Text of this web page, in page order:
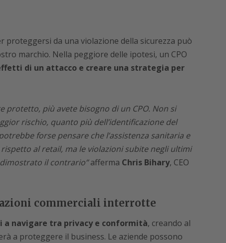
da una violazione della sicurezza può
marchio. Nella peggiore delle ipotesi, un CPO
di un attacco e creare una strategia per
protetto, più avete bisogno di un CPO. Non si
rischio, quanto più dell’identificazione del
forse pensare che l’assistenza sanitaria e
al retail, ma le violazioni subite negli ultimi
il contrario”afferma Chris Bihary, CEO
commerciali interrotte
a navigare tra privacy e conformità, creando al
a proteggere il business. Le aziende possono